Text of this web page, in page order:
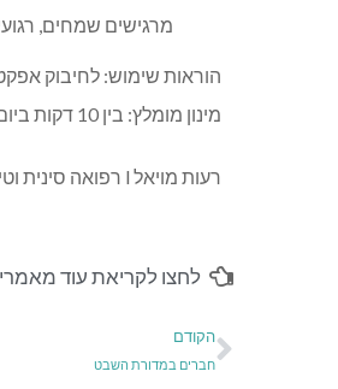
מרגישים שמחים,
הוראות שימוש: לחיבוק אפקטיבי
מינון מומלץ: בין 10 דקות ביום במצטבר ועד לכמה שיותר
רעות מויאל l רפואה סינית וטיפולי מגע לנשים בשוהם l 050-9293378
לחצו לקריאת עוד
הקודם
חברים במדורת השבט